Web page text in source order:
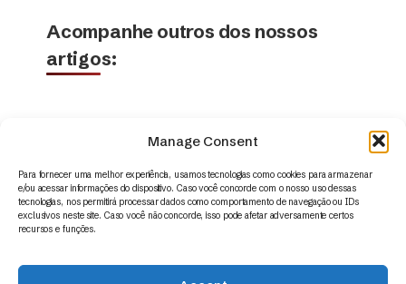
Manage Consent
Para fornecer uma melhor experiência, usamos tecnologias como cookies para armazenar
e/ou acessar informações do dispositivo. Caso você concorde com o nosso uso dessas
tecnologias, nos permitirá processar dados como comportamento de navegação ou IDs
exclusivos neste site. Caso você não concorde, isso pode afetar adversamente certos
recursos e funções.
Acompanhe outros dos nossos
artigos: